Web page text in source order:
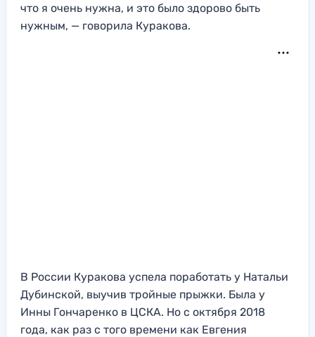
что я очень нужна, и это было здорово быть
нужным, — говорила Куракова.
В России Куракова успела поработать у Натальи
Дубинской, выучив тройные прыжки. Была у
Инны Гончаренко в ЦСКА. Но с октября 2018
года, как раз с того времени как Евгения